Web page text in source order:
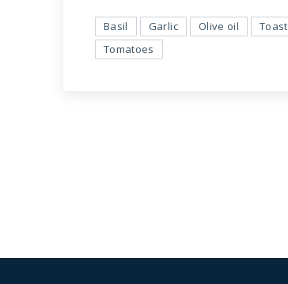
Basil Garlic Olive oil
Toast
Tomatoes